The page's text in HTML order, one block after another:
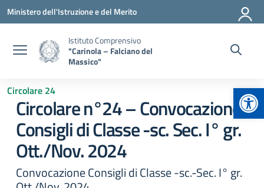
Vai ai contenuti
Vai al menu di navigazione
Vai al footer
Ministero dell'Istruzione e del Merito
Istituto Comprensivo
"Carinola – Falciano del
Massico"
Circolare 24
Circolare n°24 – Convocazione
Consigli di Classe -sc. Sec. I° gr.
Ott./Nov. 2024
Convocazione Consigli di Classe -sc.-Sec. I° gr.